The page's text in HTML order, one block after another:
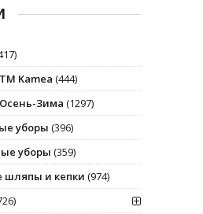
Kamea (444)
Зима (1297)
уборы (396)
уборы (359)
шляпы и кепки (974)